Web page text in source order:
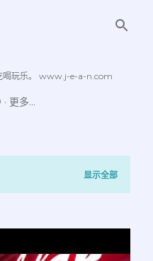
喝玩乐。 www.j-e-a-n.com
更多…
显示全部